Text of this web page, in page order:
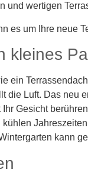
und wertigen
es um Ihre neue
kleines
ein
die Luft. Das
Gesicht
kann